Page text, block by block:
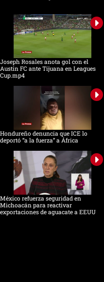
Joseph Rosales anota gol con el
Austin FC ante Tijuana en Leagues
Cup.mp4
Hondureño denuncia que ICE lo
deportó “a la fuerza” a África
México refuerza seguridad en
Michoacán para reactivar
exportaciones de aguacate a EEUU